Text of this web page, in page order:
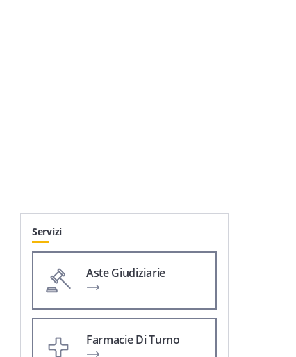
Servizi
Aste Giudiziarie
Farmacie Di Turno